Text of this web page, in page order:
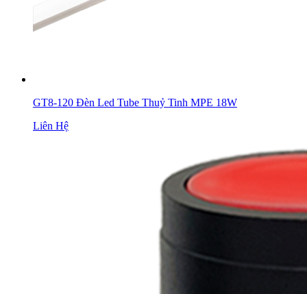
GT8-120 Đèn Led Tube Thuỷ Tinh MPE 18W
Liên Hệ